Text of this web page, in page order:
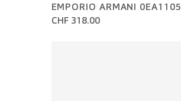
EMPORIO ARMANI 0EA1105
CHF 318.00